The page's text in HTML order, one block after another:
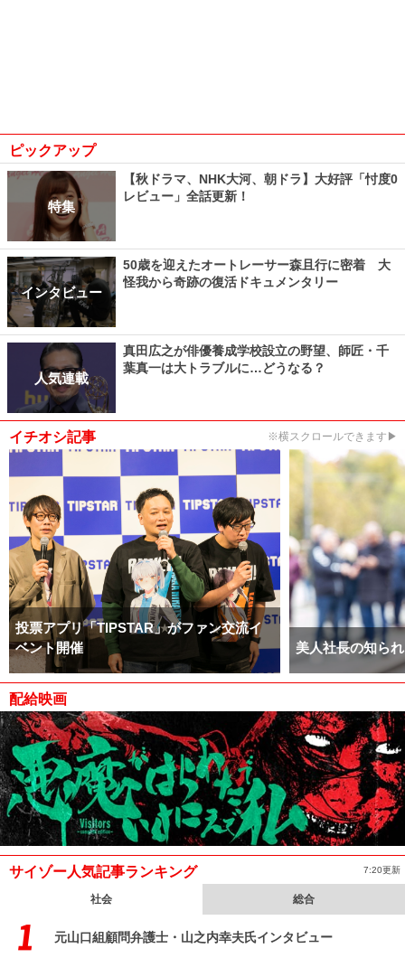
ピックアップ
特集
【秋ドラマ、NHK大河、朝ドラ】大好評「忖度0
レビュー」全話更新！
インタビュー
50歳を迎えたオートレーサー森且行に密着 大
怪我から奇跡の復活ドキュメンタリー
人気連載
真田広之が俳優養成学校設立の野望、師匠・千
葉真一は大トラブルに…どうなる？
イチオシ記事 ※横スクロールできます▶
投票アプリ「TIPSTAR」がファン交流イ
ベント開催
美人社長の知ら
配給映画
サイゾー人気記事ランキング 7:20更新
社会 総合
元山口組顧問弁護士・山之内幸夫氏インタビュー